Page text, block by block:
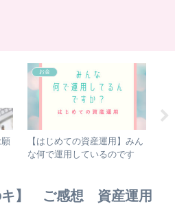
お金
【はじめての資産運用】みん
な何で運用しているのです
キ】 ご感想 資産運用